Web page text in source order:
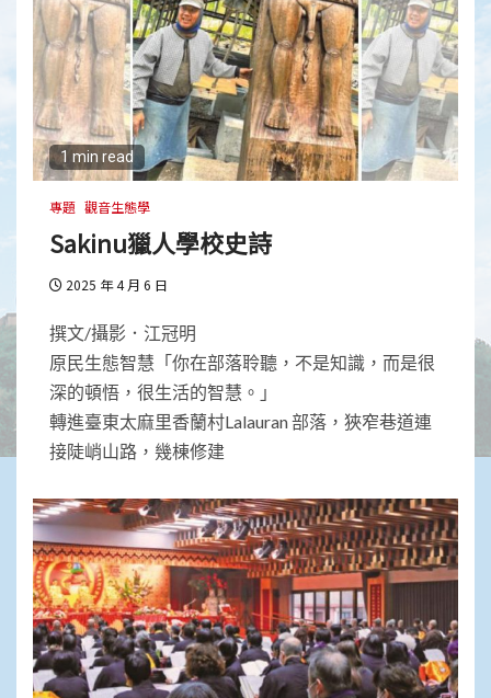
1 min read
專題 觀音生態學
Sakinu獵人學校史詩
2025 年 4 月 6 日
撰文/攝影．江冠明
原民生態智慧「你在部落聆聽，不是知識，而是很
深的頓悟，很生活的智慧。」
轉進臺東太麻里香蘭村Lalauran 部落，狹窄巷道連
接陡峭山路，幾棟修建